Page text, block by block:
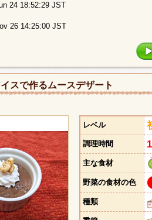
24 18:52:29 JST
26 14:25:00 JST
スで作るムースデザート
レベル
調理時間
主な食材
野菜の食材の色
種類